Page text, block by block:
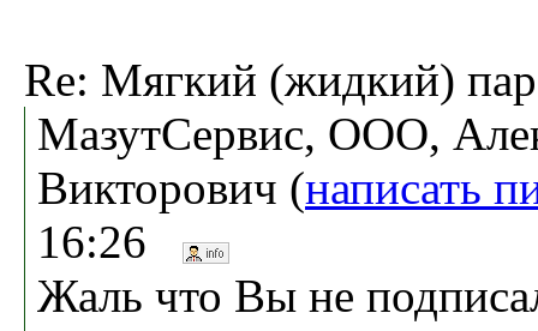
Re: Мягкий (жидкий)
МазутСервис, ООО,
Викторович (написать
16:26
Жаль что Вы не